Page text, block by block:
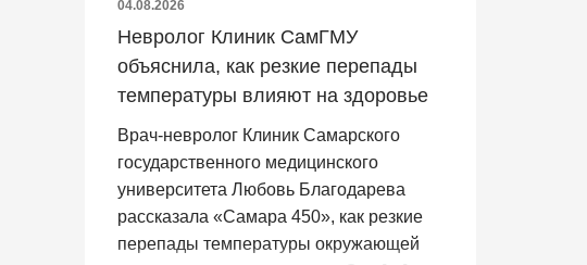
04.08.2026
Невролог Клиник СамГМУ
объяснила, как резкие перепады
температуры влияют на здоровье
Врач-невролог Клиник Самарского
государственного медицинского
университета Любовь Благодарева
рассказала «Самара 450», как резкие
перепады температуры окружающей